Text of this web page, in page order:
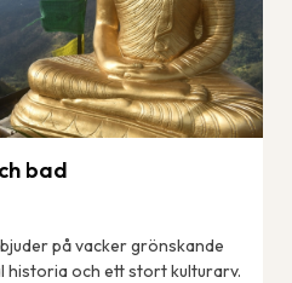
bad
på vacker grönskande
historia och ett stort kulturarv.